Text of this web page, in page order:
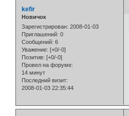
kefir
Новичок
Зарегистрирован: 2008-01-03
Приглашений: 0
Сообщений: 6
Уважение: [+0/-0]
Позитив: [+0/-0]
Провел на форуме:
14 минут
Последний визит:
2008-01-03 22:35:44